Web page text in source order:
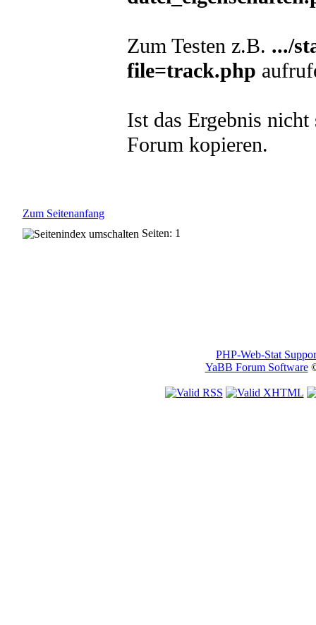
echo"<br>";
echo"<br>operating system:	".php_uname ('s');
echo"</PRE>";
Zum Testen z.B. .../
file=track.php
Ist das Ergebnis
Forum kopieren.
Zum Seitenanfang
Seiten: 1
PHP-Web-Stat
YaBB Forum Software©